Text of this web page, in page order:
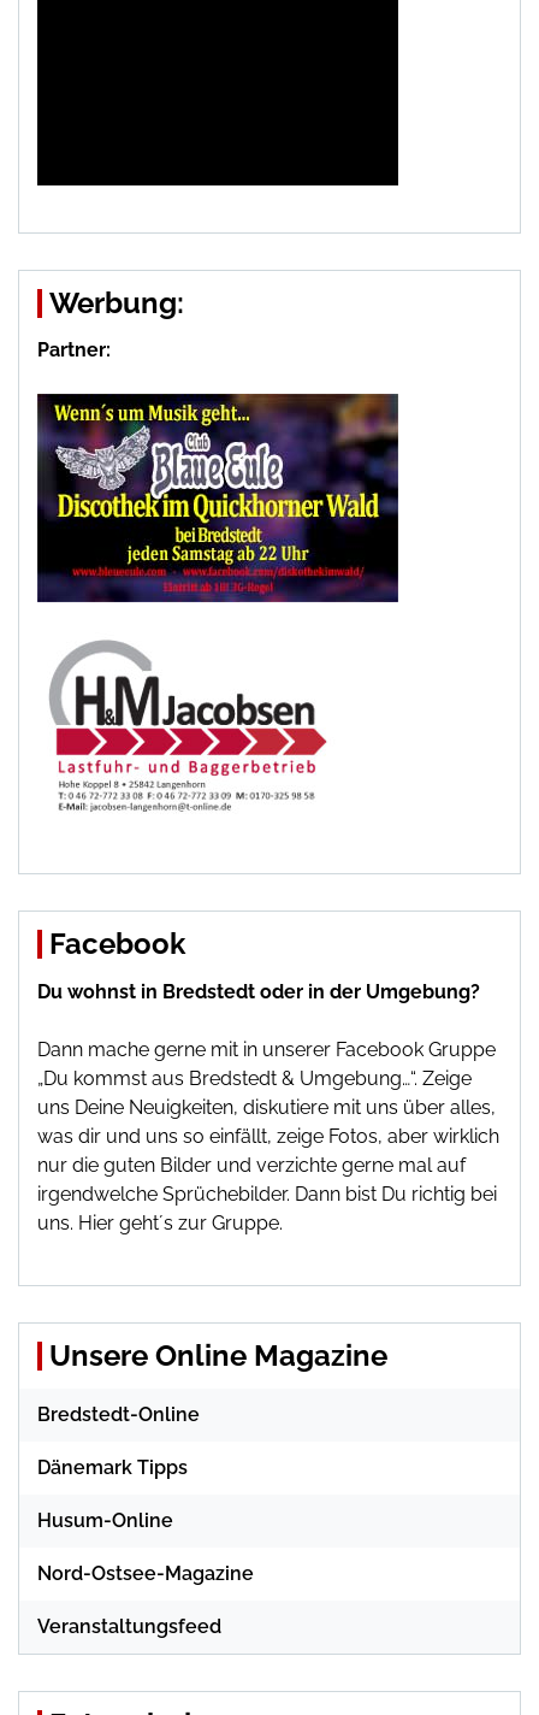
Werbung:
Partner:
Facebook
Du wohnst in Bredstedt oder in der Umgebung?
Dann mache gerne mit in unserer Facebook Gruppe
„Du kommst aus Bredstedt & Umgebung…“. Zeige
uns Deine Neuigkeiten, diskutiere mit uns über alles,
was dir und uns so einfällt, zeige Fotos, aber wirklich
nur die guten Bilder und verzichte gerne mal auf
irgendwelche Sprüchebilder. Dann bist Du richtig bei
uns. Hier geht´s zur Gruppe.
Unsere Online Magazine
Bredstedt-Online
Dänemark Tipps
Husum-Online
Nord-Ostsee-Magazine
Veranstaltungsfeed